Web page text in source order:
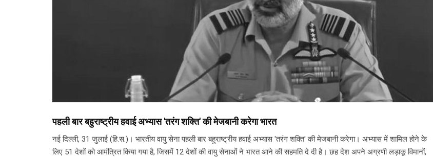
पहली बार बहुराष्ट्रीय हवाई अभ्यास 'तरंग शक्ति' की मेजबानी करेगा भारत
नई दिल्ली, 31 जुलाई (हि.स.)। भारतीय वायु सेना पहली बार बहुराष्ट्रीय हवाई अभ्यास 'तरंग शक्ति' की मेजबानी करेगा। अभ्यास में शामिल होने के
लिए 51 देशों को आमंत्रित किया गया है, जिसमें 12 देशों की वायु सेनाओं ने भारत आने की सहमति दे दी है। छह देश अपने अग्रणी लड़ाकू विमानों,